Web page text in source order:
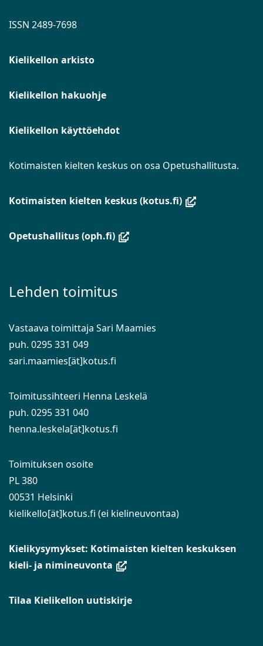
ISSN 2489-7698
Kielikellon arkisto
Kielikellon hakuohje
Kielikellon käyttöehdot
Kotimaisten kielten keskus on osa Opetushallitusta.
Kotimaisten kielten keskus (kotus.fi)(avautuu
Opetushallitus (oph.fi)(avautuu
toiseen
Lehden toimitus
Vastaava toimittaja Sari Maamies
puh. 0295 331 049
sari.maamies[ät]kotus.fi
Toimitussihteeri Henna Leskelä
puh. 0295 331 040
henna.leskela[ät]kotus.fi
Toimituksen osoite
PL 380
00531 Helsinki
kielikello[ät]kotus.fi (ei kielineuvontaa)
Kielikysymykset: Kotimaisten kielten keskuksen
kieli- ja nimineuvonta (avautuu
ikkunaan,
Tilaa Kielikellon uutiskirje